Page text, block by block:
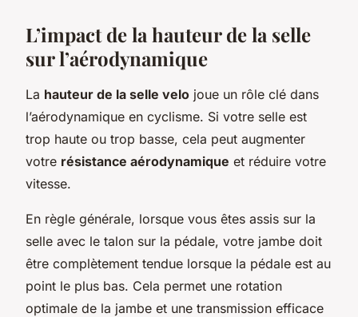
L’impact de la hauteur de la selle
sur l’aérodynamique
La hauteur de la selle velo joue un rôle clé dans
l’aérodynamique en cyclisme. Si votre selle est
trop haute ou trop basse, cela peut augmenter
votre résistance aérodynamique et réduire votre
vitesse.
En règle générale, lorsque vous êtes assis sur la
selle avec le talon sur la pédale, votre jambe doit
être complètement tendue lorsque la pédale est au
point le plus bas. Cela permet une rotation
optimale de la jambe et une transmission efficace